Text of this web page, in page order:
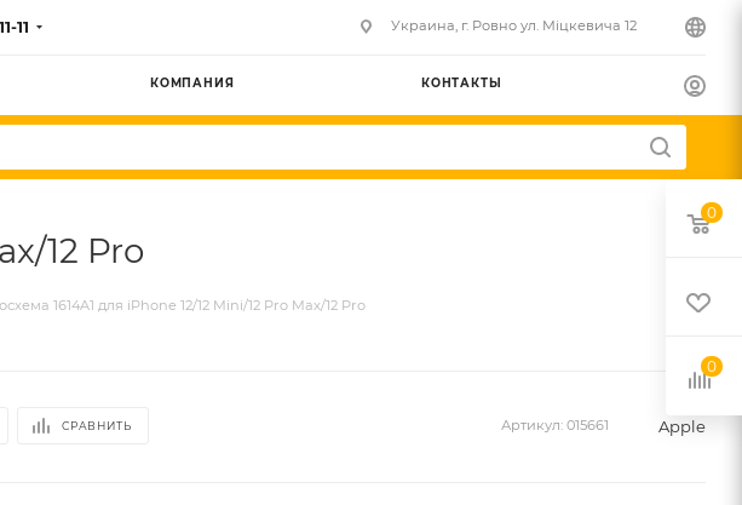
11 Украина, г. Ровно ул. Міцкевича 12
КОМПАНИЯ КОНТАКТЫ
12 Pro
1614A1 для iPhone 12/12 Mini/12 Pro Max/12 Pro
СРАВНИТЬ Артикул: 015661 Apple
0
0